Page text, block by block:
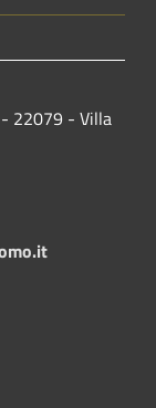
- 22079 - Villa